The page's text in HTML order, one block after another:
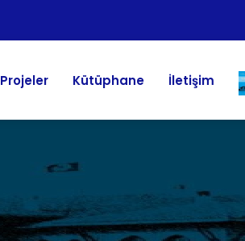
Projeler Kütüphane İletişim